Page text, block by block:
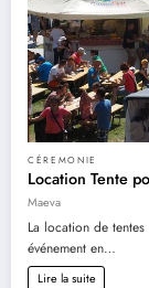
CÉREMONIE
Location Tente
Maeva
La location de
événement en…
Lire la suite